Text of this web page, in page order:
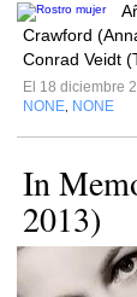
Crawford
Conrad Veidt
El 18 diciembre
NONE NONE
In
2013)